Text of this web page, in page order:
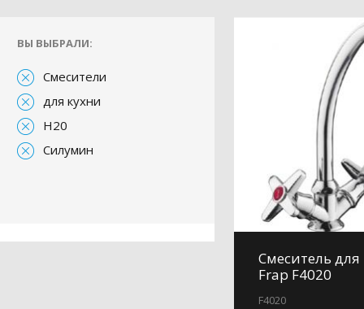
ВЫ ВЫБРАЛИ:
Смесители
для кухни
H20
Силумин
Смеситель для
Frap F4020
F4020